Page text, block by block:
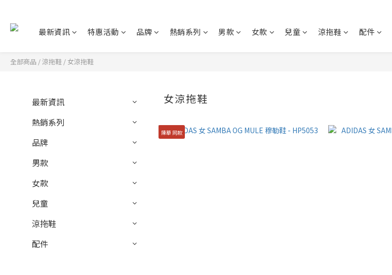
最新資訊 特惠活動 品牌 熱銷系列 男款 女款 兒童 涼拖鞋 配件
全部商品 /涼拖鞋 / 女涼拖鞋
最新資訊
熱銷系列
品牌
男款
女款
兒童
涼拖鞋
配件
女涼拖鞋
陳華 同款